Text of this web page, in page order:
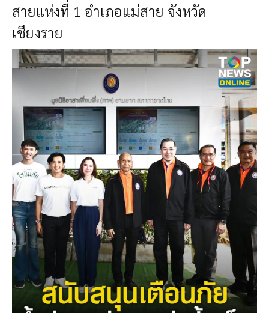
สายแห่งที่ 1 อำเภอแม่สาย จังหวัด
เชียงราย